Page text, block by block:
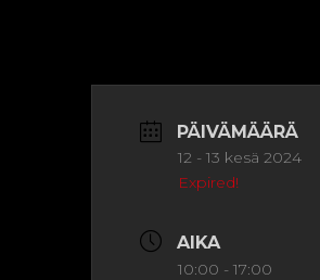
PÄIVÄMÄÄRÄ
12 - 13 kesä 2024
Expired!
AIKA
10:00 - 17:00